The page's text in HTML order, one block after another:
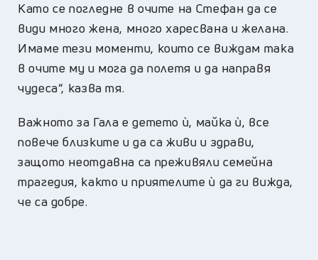
Като се погледне в очите на Стефан да се
види много жена, много харесвана и желана.
Имаме тези моменти, които се виждам така
в очите му и мога да полетя и да направя
чудеса“, казва тя.
Важното за Гала е детето ѝ, майка ѝ, все
повече близките и да са живи и здрави,
защото неотдавна са преживяли семейна
трагедия, както и приятелите ѝ да ги вижда,
че са добре.